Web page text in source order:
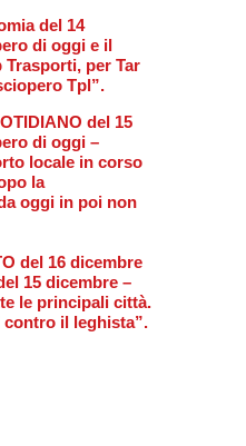
del 14
di oggi e il
Trasporti, per Tar
Tpl”.
del 15
di oggi –
locale in corso
la
oggi in poi non
del 16 dicembre
15 dicembre –
le principali città.
il leghista”.